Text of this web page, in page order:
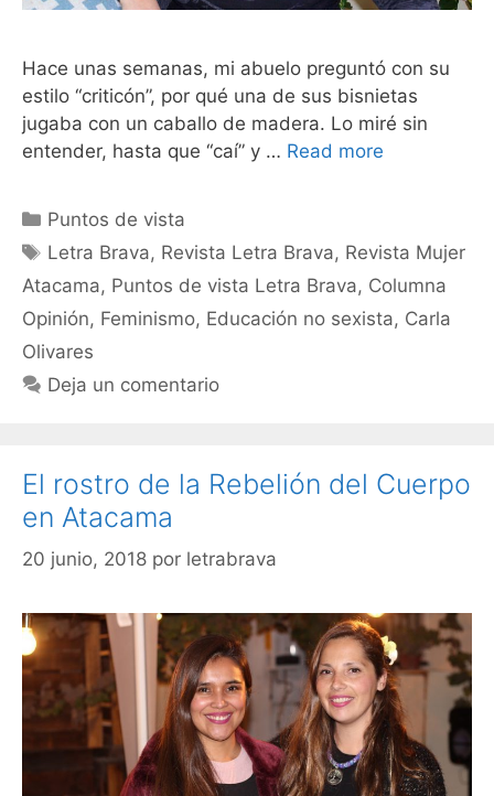
Hace unas semanas, mi abuelo preguntó con su
estilo “criticón”, por qué una de sus bisnietas
jugaba con un caballo de madera. Lo miré sin
entender, hasta que “caí” y … Read more
Puntos de vista
Letra Brava, Revista Letra Brava, Revista Mujer
Atacama, Puntos de vista Letra Brava, Columna
Opinión, Feminismo, Educación no sexista, Carla
Olivares
Deja un comentario
El rostro de la Rebelión del Cuerpo
en Atacama
20 junio, 2018 por letrabrava